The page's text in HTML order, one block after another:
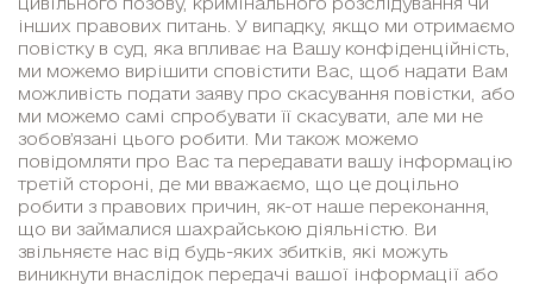
інших правових питань. У випадку, якщо ми отримаємо
повістку в суд, яка впливає на Вашу конфіденційність,
ми можемо вирішити сповістити Вас, щоб надати Вам
можливість подати заяву про скасування повістки, або
ми можемо самі спробувати її скасувати, але ми не
зобов’язані цього робити. Ми також можемо
повідомляти про Вас та передавати вашу інформацію
третій стороні, де ми вважаємо, що це доцільно
робити з правових причин, як-от наше переконання,
що ви займалися шахрайською діяльністю. Ви
звільняєте нас від будь-яких збитків, які можуть
виникнути внаслідок передачі вашої інформації або